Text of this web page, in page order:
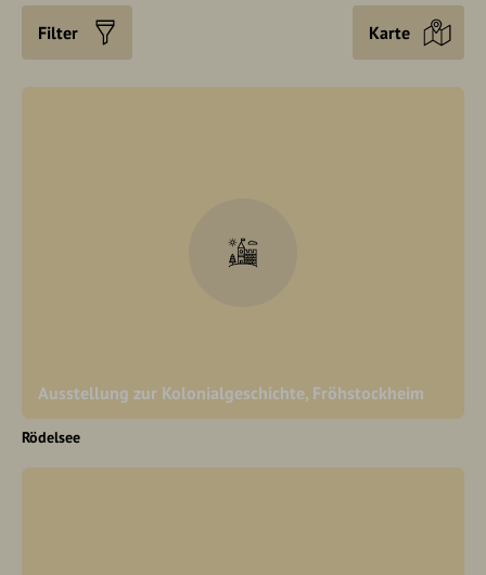
Filter Karte
Ausstellung zur Kolonialgeschichte, Fröhstockheim
Rödelsee